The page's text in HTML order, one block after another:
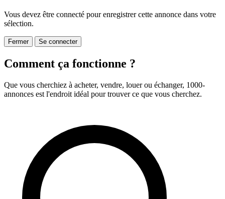
Vous devez être connecté pour enregistrer cette annonce dans votre
sélection.
Fermer Se connecter
Comment ça fonctionne ?
Que vous cherchiez à acheter, vendre, louer ou échanger, 1000-
annonces est l'endroit idéal pour trouver ce que vous cherchez.